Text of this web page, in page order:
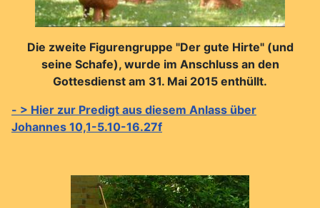
Die zweite Figurengruppe "Der gute Hirte" (und
seine Schafe), wurde im Anschluss an den
Gottesdienst am 31. Mai 2015 enthüllt.
- > Hier zur Predigt aus diesem Anlass über
Johannes 10,1-5.10-16.27f